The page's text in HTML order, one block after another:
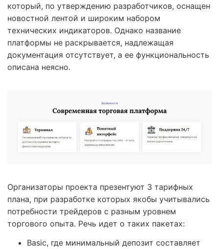
который, по утверждению разработчиков, оснащен
новостной лентой и широким набором
технических индикаторов. Однако название
платформы не раскрывается, надлежащая
документация отсутствует, а ее функциональность
описана неясно.
Организаторы проекта презентуют 3 тарифных
плана, при разработке которых якобы учитывались
потребности трейдеров с разным уровнем
торгового опыта. Речь идет о таких пакетах:
Basic, где минимальный депозит составляет